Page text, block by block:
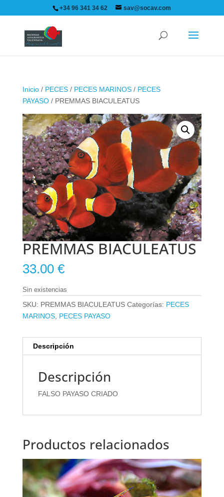
+34 96 341 34 62 sav@socav.com
Inicio/ PECES/ PECES MARINOS/ PECES
PAYASO/ PREMMAS BIACULEATUS
PREMMAS BIACULEATUS
33.00 €
Sin existencias
SKU: PREMMAS BIACULEATUS Categorías: PECES
MARINOS, PECES PAYASO
Descripción
Descripción
FALSO PAYASO CRIADO
Productos relacionados